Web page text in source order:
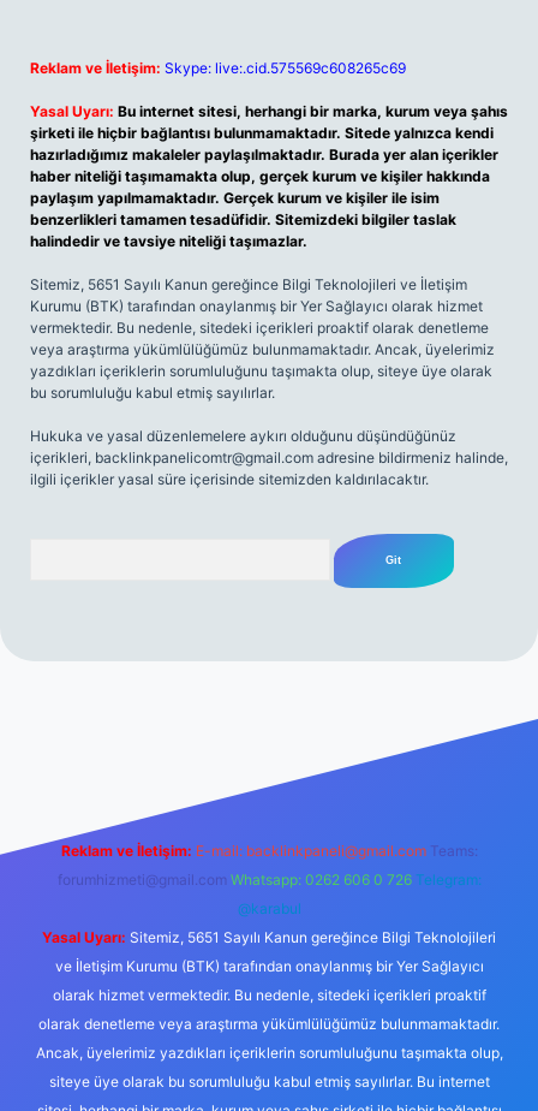
Reklam ve İletişim: Skype: live:.cid.575569c608265c69
Yasal Uyarı: Bu internet sitesi, herhangi bir marka, kurum veya şahıs
şirketi ile hiçbir bağlantısı bulunmamaktadır. Sitede yalnızca kendi
hazırladığımız makaleler paylaşılmaktadır. Burada yer alan içerikler
haber niteliği taşımamakta olup, gerçek kurum ve kişiler hakkında
paylaşım yapılmamaktadır. Gerçek kurum ve kişiler ile isim
benzerlikleri tamamen tesadüfidir. Sitemizdeki bilgiler taslak
halindedir ve tavsiye niteliği taşımazlar.
Sitemiz, 5651 Sayılı Kanun gereğince Bilgi Teknolojileri ve İletişim
Kurumu (BTK) tarafından onaylanmış bir Yer Sağlayıcı olarak hizmet
vermektedir. Bu nedenle, sitedeki içerikleri proaktif olarak denetleme
veya araştırma yükümlülüğümüz bulunmamaktadır. Ancak, üyelerimiz
yazdıkları içeriklerin sorumluluğunu taşımakta olup, siteye üye olarak
bu sorumluluğu kabul etmiş sayılırlar.
Hukuka ve yasal düzenlemelere aykırı olduğunu düşündüğünüz
içerikleri, backlinkpanelicomtr@gmail.com adresine bildirmeniz halinde,
ilgili içerikler yasal süre içerisinde sitemizden kaldırılacaktır.
Reklam ve İletişim: E-mail: backlinkpaneli@gmail.com Teams:
forumhizmeti@gmail.com Whatsapp: 0262 606 0 726 Telegram:
@karabul
Yasal Uyarı: Sitemiz, 5651 Sayılı Kanun gereğince Bilgi Teknolojileri
ve İletişim Kurumu (BTK) tarafından onaylanmış bir Yer Sağlayıcı
olarak hizmet vermektedir. Bu nedenle, sitedeki içerikleri proaktif
olarak denetleme veya araştırma yükümlülüğümüz bulunmamaktadır.
Ancak, üyelerimiz yazdıkları içeriklerin sorumluluğunu taşımakta olup,
siteye üye olarak bu sorumluluğu kabul etmiş sayılırlar. Bu internet